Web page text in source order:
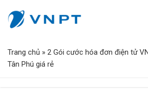
Trang chủ » 2 Gói cước hóa đơn điện tử
Tân Phú giá rẻ